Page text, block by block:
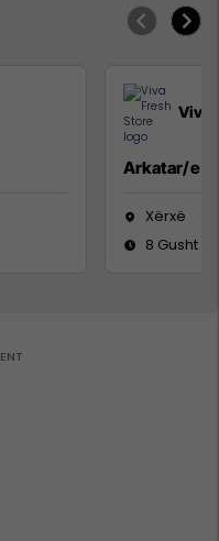
Viva
Arkatar/e
Xërxë
8 Gusht